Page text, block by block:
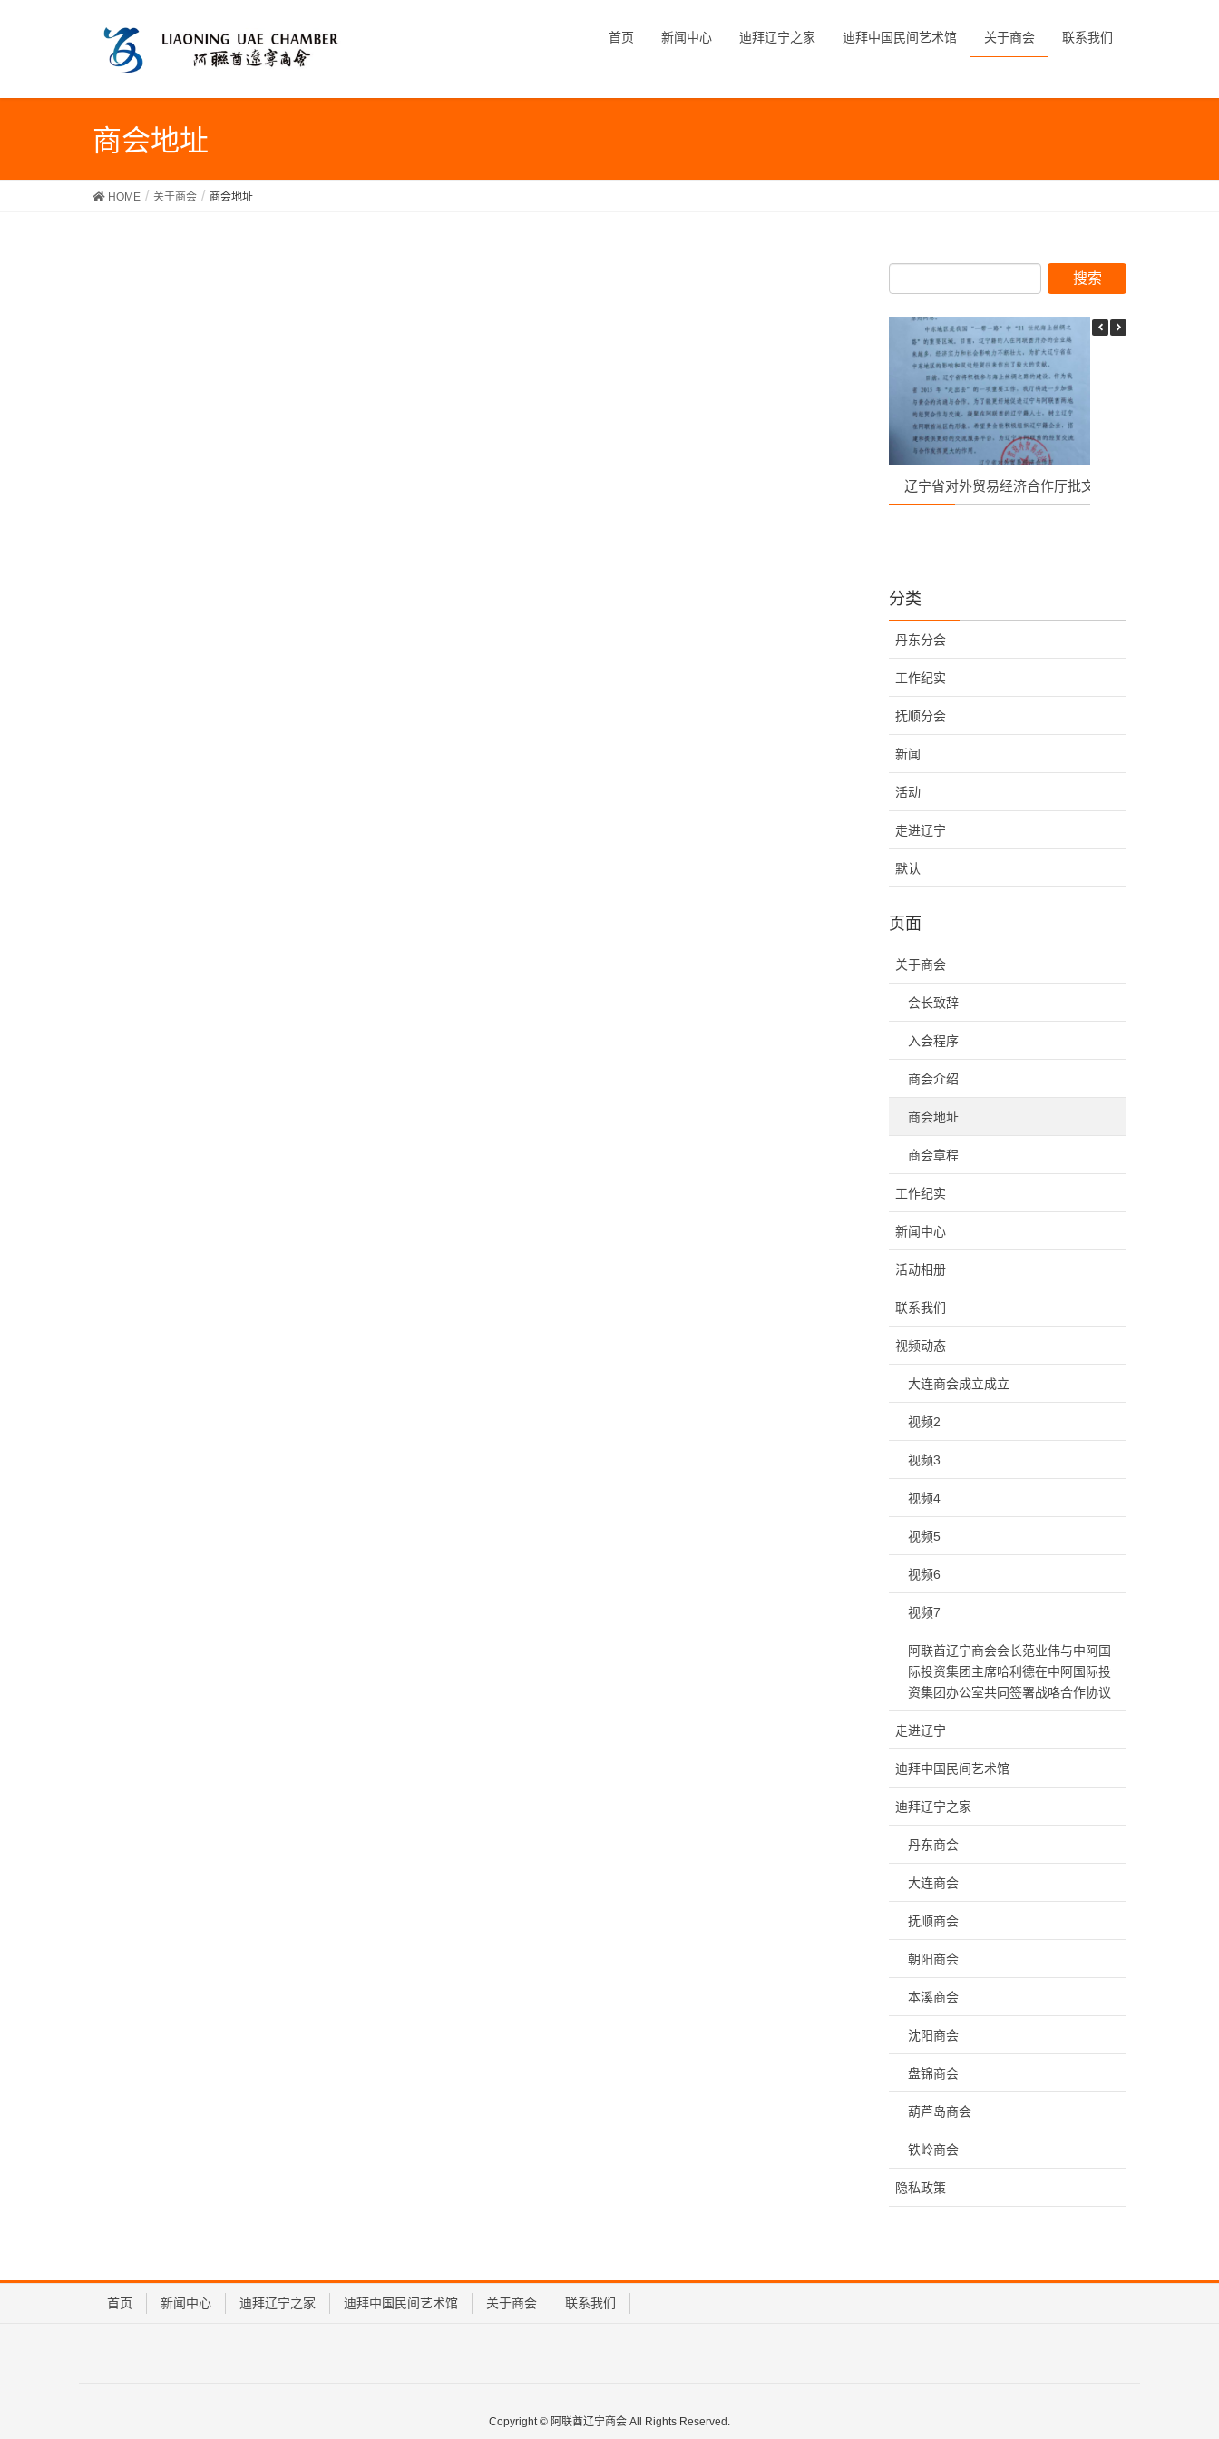
首页 新闻中心 迪拜辽宁之家 迪拜中国民间艺术馆 关于商会 联系我们
商会地址
HOME 关于商会 商会地址
辽宁省对外贸易经济合作厅批文
分类
丹东分会
工作纪实
抚顺分会
新闻
活动
走进辽宁
默认
页面
关于商会
会长致辞
入会程序
商会介绍
商会地址
商会章程
工作纪实
新闻中心
活动相册
联系我们
视频动态
大连商会成立成立
视频2
视频3
视频4
视频5
视频6
视频7
阿联酋辽宁商会会长范业伟与中阿国
际投资集团主席哈利德在中阿国际投
资集团办公室共同签署战咯合作协议
走进辽宁
迪拜中国民间艺术馆
迪拜辽宁之家
丹东商会
大连商会
抚顺商会
朝阳商会
本溪商会
沈阳商会
盘锦商会
葫芦岛商会
铁岭商会
隐私政策
首页 新闻中心 迪拜辽宁之家 迪拜中国民间艺术馆 关于商会 联系我们
Copyright © 阿联酋辽宁商会 All Rights Reserved.